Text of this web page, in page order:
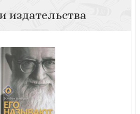
издательства